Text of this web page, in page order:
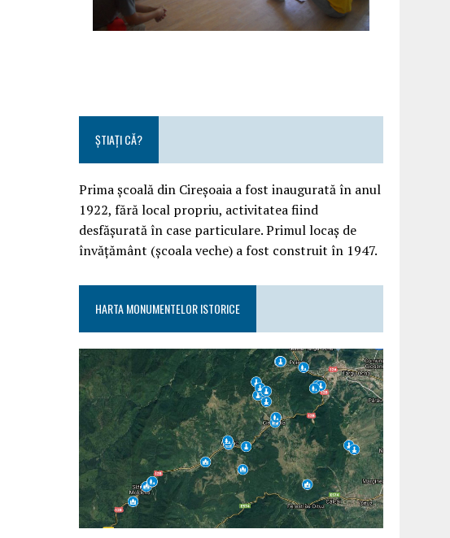
ȘTIAȚI CĂ?
Prima școală din Cireșoaia a fost inaugurată în anul
1922, fără local propriu, activitatea fiind
desfășurată în case particulare. Primul locaș de
învățământ (școala veche) a fost construit în 1947.
HARTA MONUMENTELOR ISTORICE